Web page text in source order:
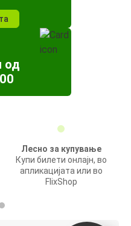
од
Лесно за купување
Купи билети онлајн, во
апликацијата или во
FlixShop